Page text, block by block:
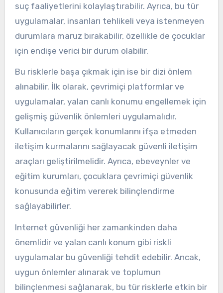
suç faaliyetlerini kolaylaştırabilir. Ayrıca, bu tür
uygulamalar, insanları tehlikeli veya istenmeyen
durumlara maruz bırakabilir, özellikle de çocuklar
için endişe verici bir durum olabilir.
Bu risklerle başa çıkmak için ise bir dizi önlem
alınabilir. İlk olarak, çevrimiçi platformlar ve
uygulamalar, yalan canlı konumu engellemek için
gelişmiş güvenlik önlemleri uygulamalıdır.
Kullanıcıların gerçek konumlarını ifşa etmeden
iletişim kurmalarını sağlayacak güvenli iletişim
araçları geliştirilmelidir. Ayrıca, ebeveynler ve
eğitim kurumları, çocuklara çevrimiçi güvenlik
konusunda eğitim vererek bilinçlendirme
sağlayabilirler.
Internet güvenliği her zamankinden daha
önemlidir ve yalan canlı konum gibi riskli
uygulamalar bu güvenliği tehdit edebilir. Ancak,
uygun önlemler alınarak ve toplumun
bilinçlenmesi sağlanarak, bu tür risklerle etkin bir